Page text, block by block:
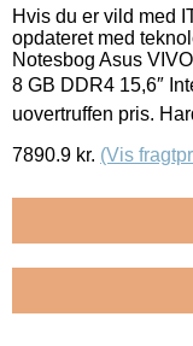
Hvis du er vild med
opdateret med
Notesbog Asus
8 GB DDR4 15,6″
uovertruffen pris.
7890.9 kr. (Vis